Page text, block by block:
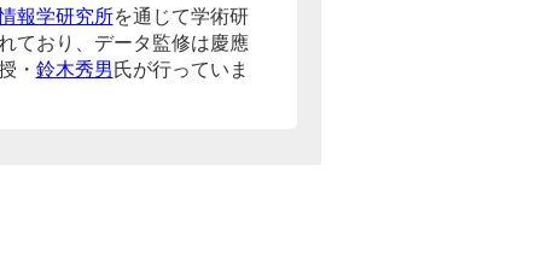
報学研究所を通じて学術研
ており、データ監修は慶應
・ 鈴木秀男 氏が行っていま